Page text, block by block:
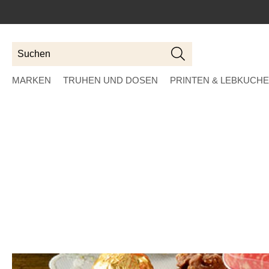
Suchen
MARKEN TRUHEN UND DOSEN PRINTEN &